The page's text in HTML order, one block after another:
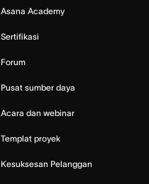
Asana Academy
Sertifikasi
Forum
Pusat sumber daya
Acara dan webinar
Templat proyek
Kesuksesan Pelanggan